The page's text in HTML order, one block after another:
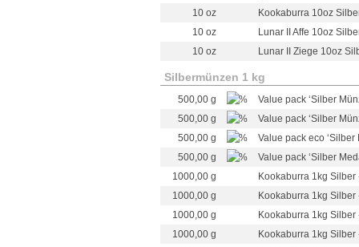
10 oz
Kookaburra 10oz
10 oz
Lunar II Affe 10oz
10 oz
Lunar II Ziege 10oz
Silbermünzen 1 kg
500,00 g
Value pack ‘Silber
500,00 g
Value pack ‘Silber
500,00 g
Value pack eco
500,00 g
Value pack ‘Silber
1000,00 g
Kookaburra 1kg Silber
1000,00 g
Kookaburra 1kg Silber
1000,00 g
Kookaburra 1kg Silber
1000,00 g
Kookaburra 1kg Silber